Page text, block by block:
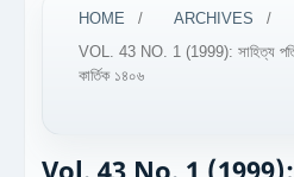
HOME / ARCHIVES
/
VOL. 43 NO. 1 (1999): সাহিত্য
কার্তিক ১৪০৬